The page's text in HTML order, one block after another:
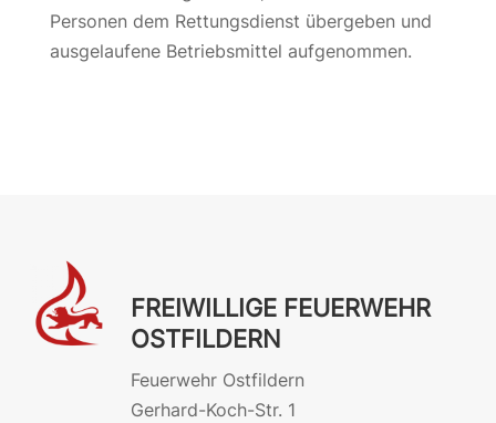
Personen dem Rettungsdienst übergeben und
ausgelaufene Betriebsmittel aufgenommen.
FREIWILLIGE FEUERWEHR
OSTFILDERN
Feuerwehr Ostfildern
Gerhard-Koch-Str. 1